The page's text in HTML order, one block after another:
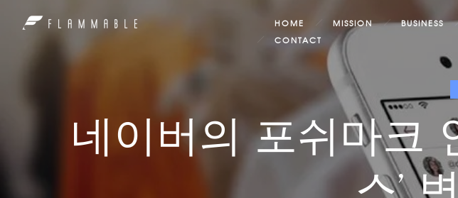
HOME MISSION BUSINESS
CONTACT
네이버의 포쉬마크